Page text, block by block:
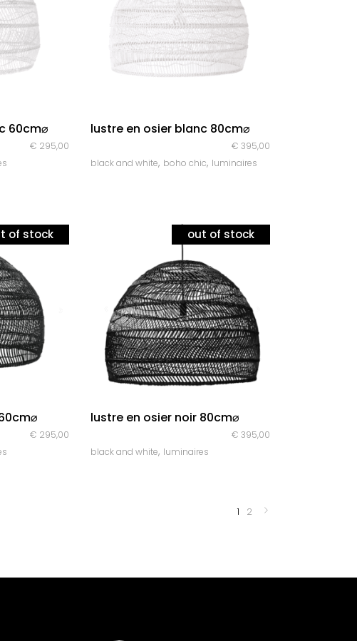
60cm⌀
€ 295,00
lustre en osier blanc 80cm⌀
€ 395,00
black and white, boho chic, luminaires
of stock
€ 295,00
out of stock
lustre en osier noir 80cm⌀
€ 395,00
black and white, luminaires
1 2